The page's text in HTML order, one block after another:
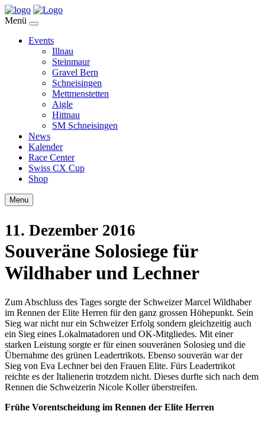
Menü
Events
Illnau
Steinmaur
Gravel Bern
Schneisingen
Mettmenstetten
Aigle
Hittnau
SM Schneisingen
News
Kalender
Race Center
Swiss CX Cup
Shop
Menu
11. Dezember 2016
Souveräne Solosiege für
Wildhaber und Lechner
Zum Abschluss des Tages sorgte der Schweizer Marcel Wildhaber
im Rennen der Elite Herren für den ganz grossen Höhepunkt. Sein
Sieg war nicht nur ein Schweizer Erfolg sondern gleichzeitig auch
ein Sieg eines Lokalmatadoren und OK-Mitgliedes. Mit einer
starken Leistung sorgte er für einen souveränen Solosieg und die
Übernahme des grünen Leadertrikots. Ebenso souverän war der
Sieg von Eva Lechner bei den Frauen Elite. Fürs Leadertrikot
reichte es der Italienerin trotzdem nicht. Dieses durfte sich nach dem
Rennen die Schweizerin Nicole Koller überstreifen.
Frühe Vorentscheidung im Rennen der Elite Herren